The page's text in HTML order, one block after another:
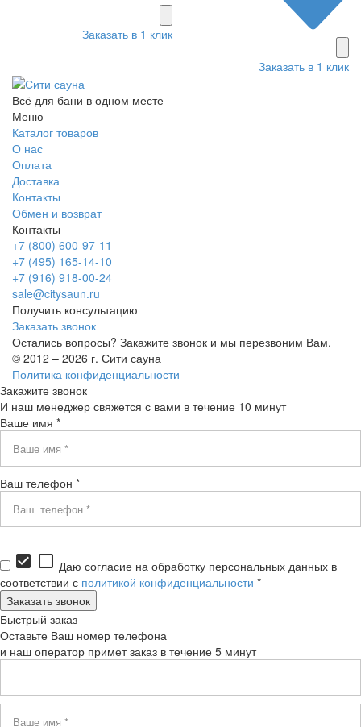
Заказать в 1 клик
Заказать в 1 клик
Всё для бани в одном месте
Меню
Каталог товаров
О нас
Оплата
Доставка
Контакты
Обмен и возврат
Контакты
+7 (800) 600-97-11
+7 (495) 165-14-10
+7 (916) 918-00-24
sale@citysaun.ru
Получить консультацию
Заказать звонок
Остались вопросы? Закажите звонок и мы перезвоним Вам.
© 2012 – 2026 г. Сити сауна
Политика конфиденциальности
Закажите звонок
И наш менеджер свяжется с вами в течение 10 минут
Ваше имя *
Ваш телефон *
check_box check_box_outline_blank Даю согласие на обработку персональных данных в
соответствии с политикой конфиденциальности *
Быстрый заказ
Оставьте Ваш номер телефона
и наш оператор примет заказ в течение 5 минут